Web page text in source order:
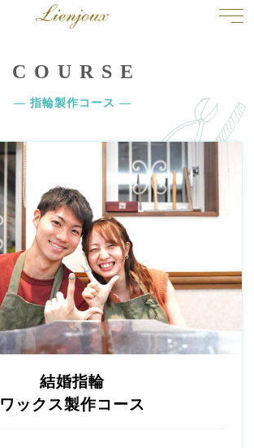
COURSE
― 指輪製作コース ―
結婚指輪
ワックス製作コース